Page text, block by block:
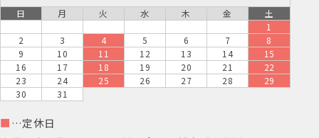
日 月 火 水 木 金
土
1
2
3 4 5 6 7
8
9
10 11 12 13 14
15
16
17 18 19 20 21
22
23
24 25 26 27 28
29
30
31
■ …定休日